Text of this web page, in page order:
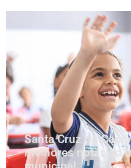
Santa Cruz do
melhores notas da